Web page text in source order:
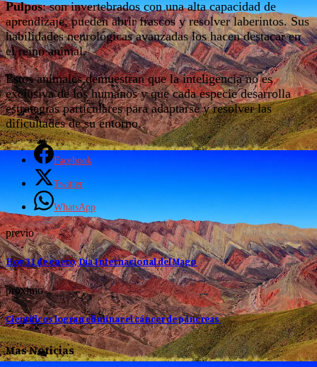
Pulpos: son invertebrados con una alta capacidad de
aprendizaje, pueden abrir frascos y resolver laberintos. Sus
habilidades neurológicas avanzadas los hacen destacar en
el reino animal.
Estos animales demuestran que la inteligencia no es
exclusiva de los humanos y que cada especie desarrolla
estrategias particulares para adaptarse y resolver las
dificultades de su entorno.
Facebook
Twitter
WhatsApp
previo
Hoy 31 de enero, Día Internacional del Mago
proximo
Científicos logran eliminar el cáncer de páncreas
Mas Noticias